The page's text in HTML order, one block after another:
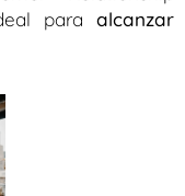
para alcanzar